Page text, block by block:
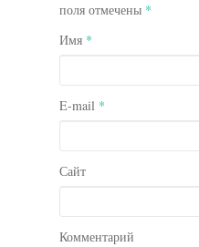
поля отмечены *
Имя *
E-mail *
Сайт
Комментарий